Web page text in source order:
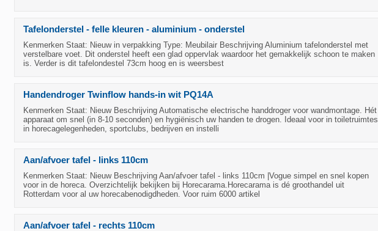
Tafelonderstel - felle kleuren - aluminium - onderstel
Kenmerken Staat: Nieuw in verpakking Type: Meubilair Beschrijving Aluminium tafelonderstel met
verstelbare voet. Dit onderstel heeft een glad oppervlak waardoor het gemakkelijk schoon te maken
is. Verder is dit tafelondestel 73cm hoog en is weersbest
Handendroger Twinflow hands-in wit PQ14A
Kenmerken Staat: Nieuw Beschrijving Automatische electrische handdroger voor wandmontage. Hét
apparaat om snel (in 8-10 seconden) en hygiënisch uw handen te drogen. Ideaal voor in toiletruimtes
in horecagelegenheden, sportclubs, bedrijven en instelli
Aan/afvoer tafel - links 110cm
Kenmerken Staat: Nieuw Beschrijving Aan/afvoer tafel - links 110cm |Vogue simpel en snel kopen
voor in de horeca. Overzichtelijk bekijken bij Horecarama.Horecarama is dé groothandel uit
Rotterdam voor al uw horecabenodigdheden. Voor ruim 6000 artikel
Aan/afvoer tafel - rechts 110cm